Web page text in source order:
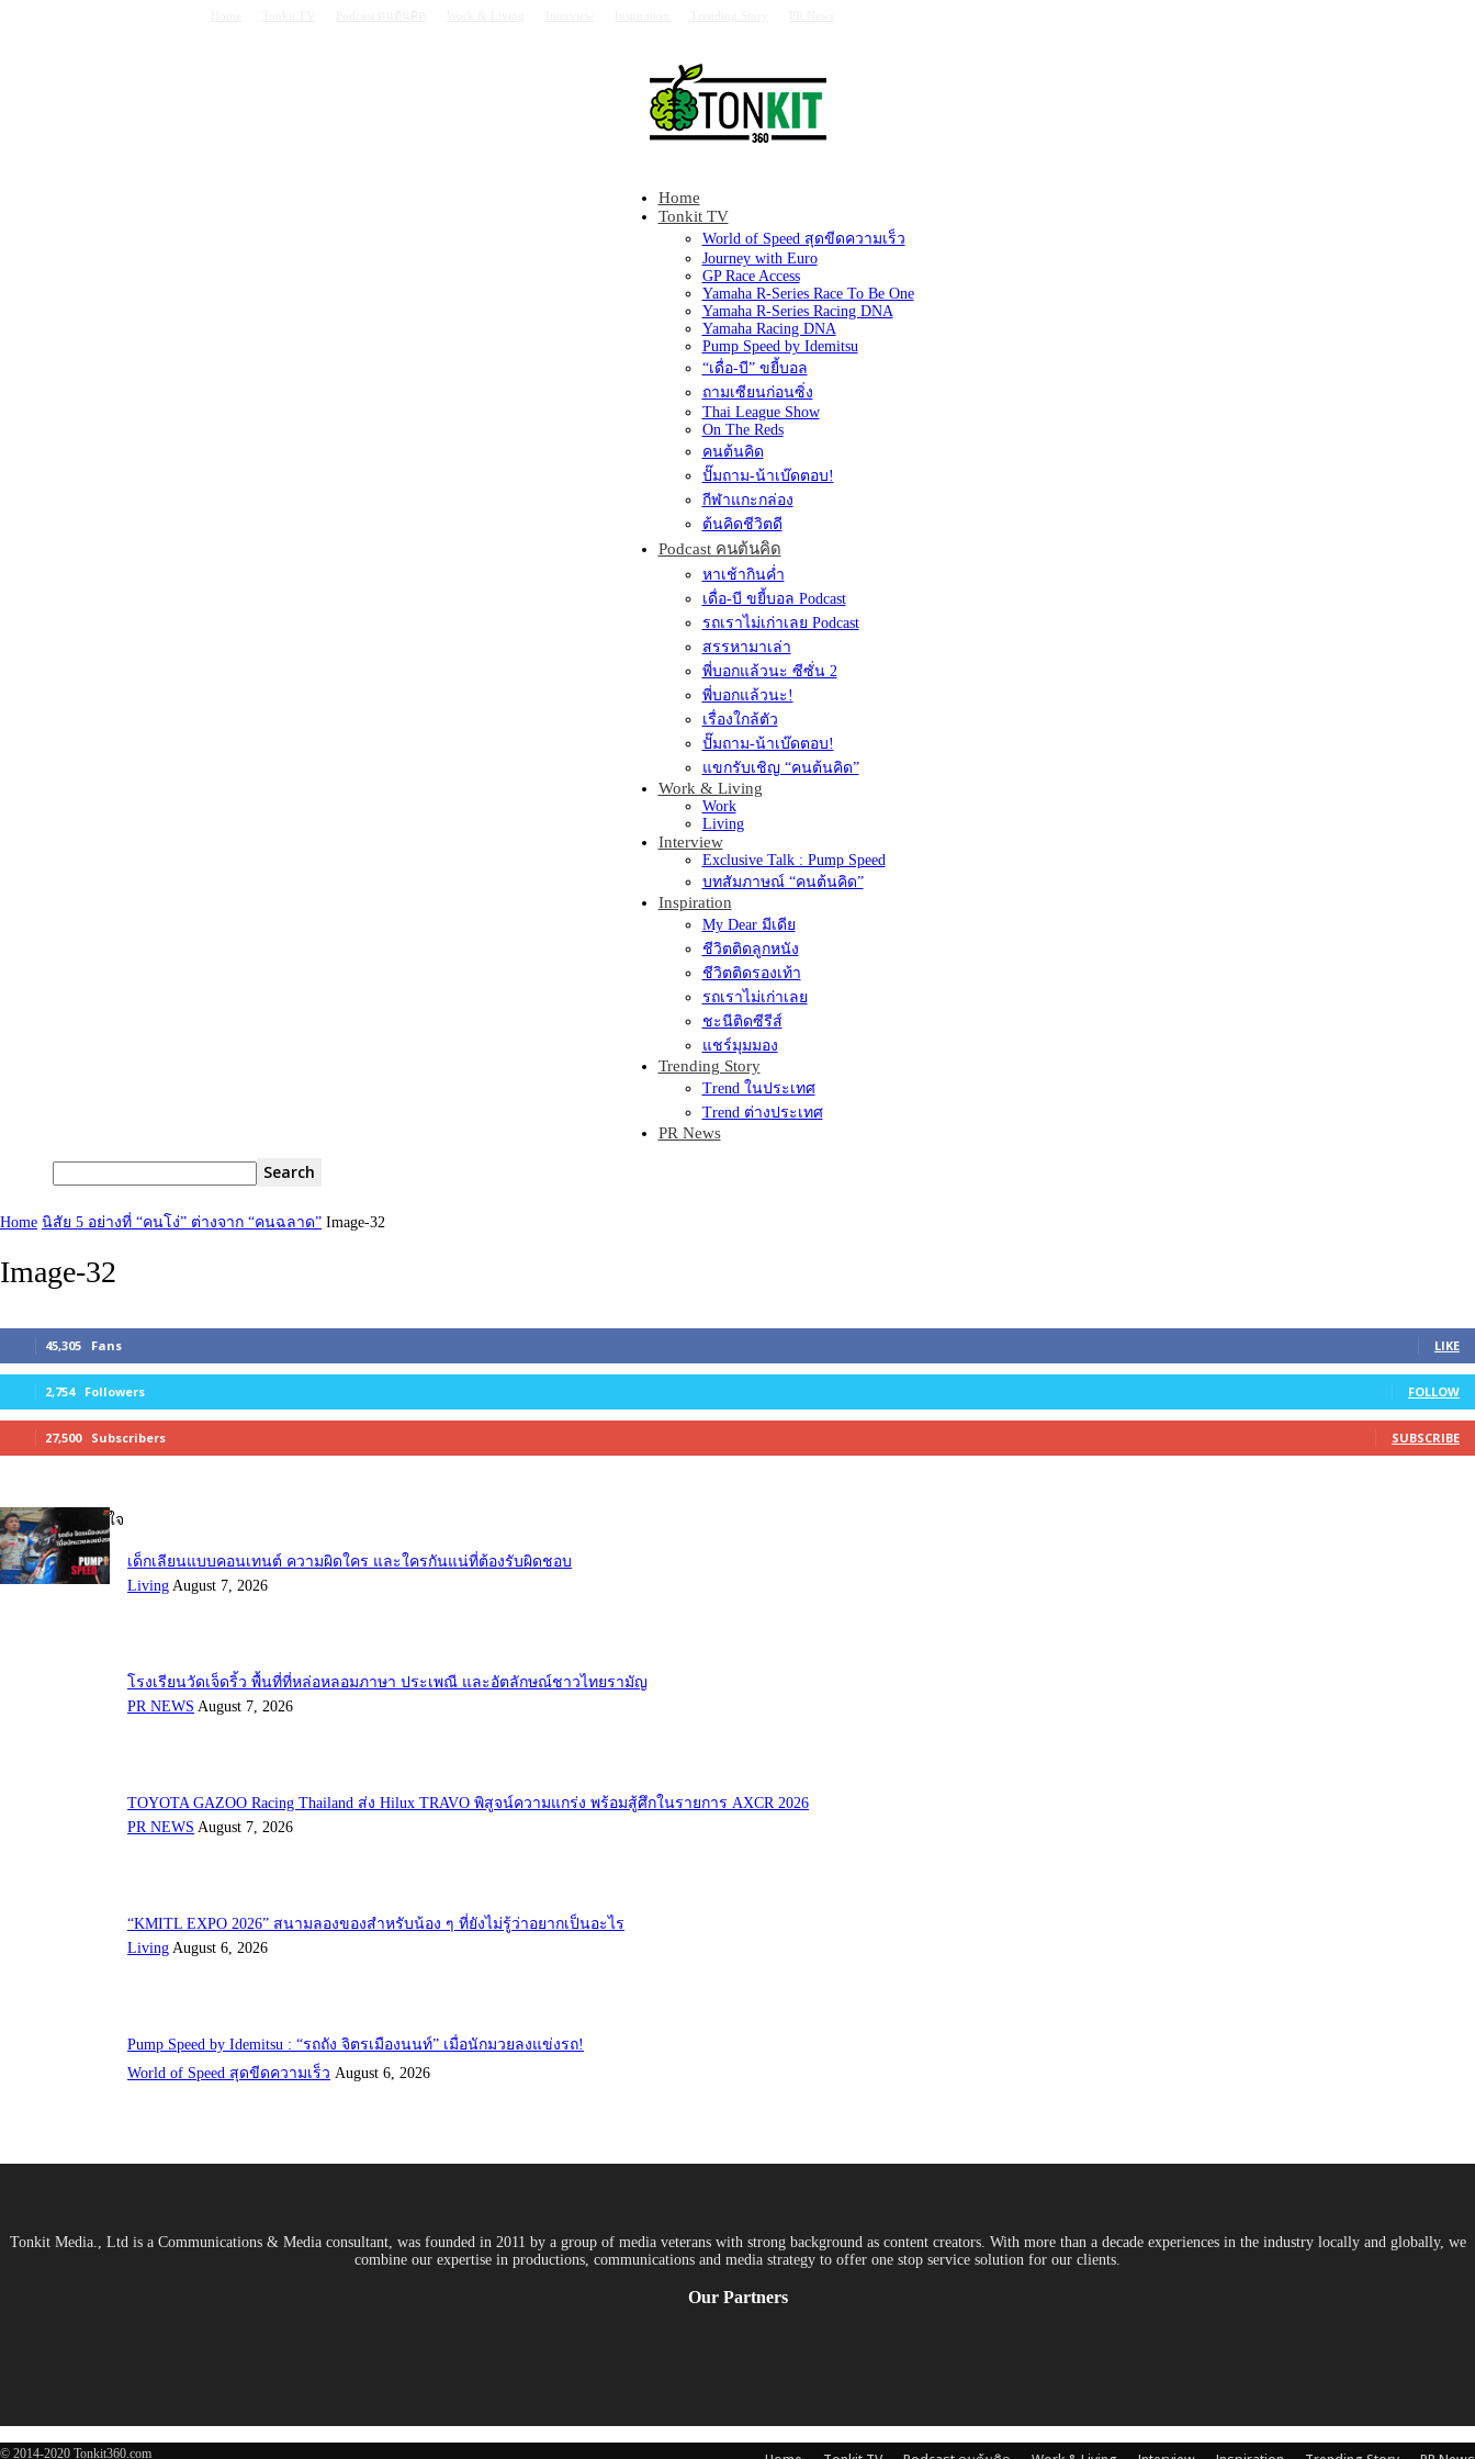
Home
Tonkit TV
World of Speed สุดขีดความเร็ว
Journey with Euro
GP Race Access
Yamaha R-Series Race To Be One
Yamaha R-Series Racing DNA
Yamaha Racing DNA
Pump Speed by Idemitsu
“เดื่อ-บี” ขยี้บอล
ถามเซียนก่อนซิ่ง
Thai League Show
On The Reds
คนต้นคิด
ปั๊มถาม-น้าเบ๊ดตอบ!
กีฬาแกะกล่อง
ต้นคิดชีวิตดี
Podcast คนต้นคิด
หาเช้ากินค่ำ
เดื่อ-บี ขยี้บอล Podcast
รถเราไม่เก่าเลย Podcast
สรรหามาเล่า
พี่บอกแล้วนะ ซีซั่น 2
พี่บอกแล้วนะ!
เรื่องใกล้ตัว
ปั๊มถาม-น้าเบ๊ดตอบ!
แขกรับเชิญ “คนต้นคิด”
Work & Living
Work
Living
Interview
Exclusive Talk : Pump Speed
บทสัมภาษณ์ “คนต้นคิด”
Inspiration
My Dear มีเดีย
ชีวิตติดลูกหนัง
ชีวิตติดรองเท้า
รถเราไม่เก่าเลย
ชะนีติดซีรีส์
แชร์มุมมอง
Trending Story
Trend ในประเทศ
Trend ต่างประเทศ
PR News
Home นิสัย 5 อย่างที่ “คนโง่” ต่างจาก “คนฉลาด” Image-32
Image-32
45,305 Fans LIKE
2,754 Followers FOLLOW
27,500 Subscribers SUBSCRIBE
บทความที่น่าสนใจ
เด็กเลียนแบบคอนเทนต์ ความผิดใคร และใครกันแน่ที่ต้องรับผิดชอบ
Living August 7, 2026
โรงเรียนวัดเจ็ดริ้ว พื้นที่ที่หล่อหลอมภาษา ประเพณี และอัตลักษณ์ชาวไทยรามัญ
PR NEWS August 7, 2026
TOYOTA GAZOO Racing Thailand ส่ง Hilux TRAVO พิสูจน์ความแกร่ง พร้อมสู้ศึกในรายการ AXCR 2026
PR NEWS August 7, 2026
“KMITL EXPO 2026” สนามลองของสำหรับน้อง ๆ ที่ยังไม่รู้ว่าอยากเป็นอะไร
Living August 6, 2026
Pump Speed by Idemitsu : “รถถัง จิตรเมืองนนท์” เมื่อนักมวยลงแข่งรถ!
World of Speed สุดขีดความเร็ว August 6, 2026
Tonkit Media., Ltd is a Communications & Media consultant, was founded in 2011 by a group of media veterans with strong background as content creators. With more than a decade experiences in the industry locally and globally, we
combine our expertise in productions, communications and media strategy to offer one stop service solution for our clients.
Our Partners
© 2014-2020 Tonkit360.com